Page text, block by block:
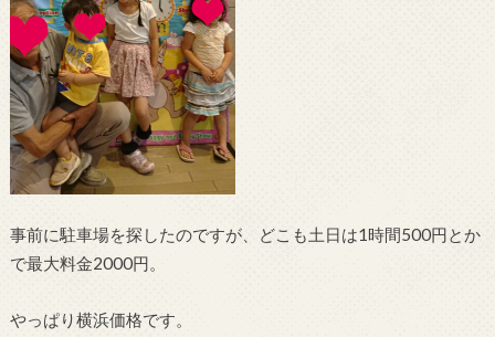
事前に駐車場を探したのですが、どこも土日は1時間500円とか
で最大料金2000円。
やっぱり横浜価格です。